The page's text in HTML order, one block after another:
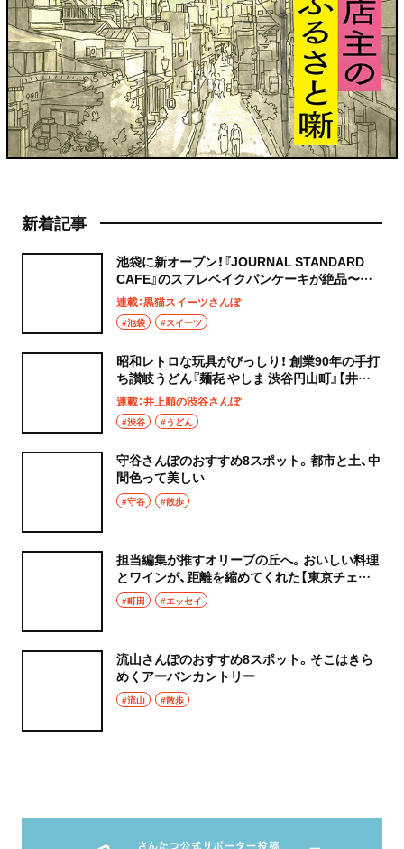
新着記事
池袋に新オープン！『JOURNAL STANDARD
CAFE』のスフレベイクパンケーキが絶品〜黒
猫スイーツ散歩 池袋編5〜
連載：黒猫スイーツさんぽ
#池袋 #スイーツ
昭和レトロな玩具がびっしり！ 創業90年の手打
ち讃岐うどん『麺㐂 やしま 渋谷円山町』【井上
順の渋谷さんぽ】
連載：井上順の渋谷さんぽ
#渋谷 #うどん
守谷さんぽのおすすめ8スポット。都市と土、中
間色って美しい
#守谷 #散歩
担当編集が推すオリーブの丘へ。おいしい料理
とワインが、距離を縮めてくれた【東京チェン
飯diary】
#町田 #エッセイ
流山さんぽのおすすめ8スポット。そこはきら
めくアーバンカントリー
#流山 #散歩